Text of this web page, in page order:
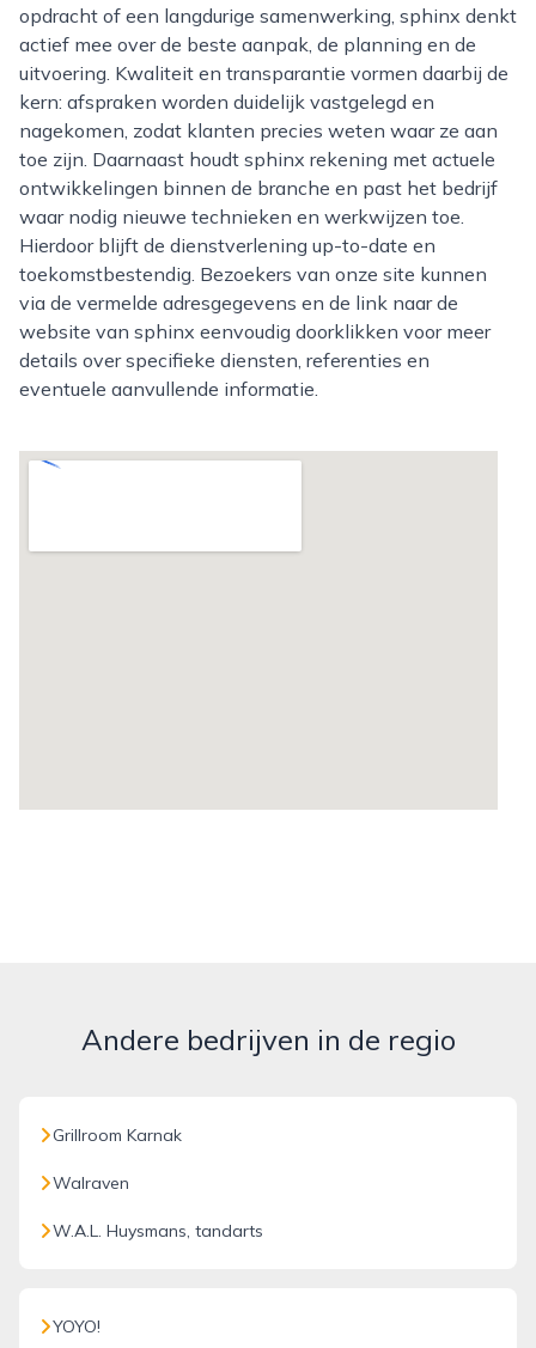
opdracht of een langdurige samenwerking, sphinx denkt
actief mee over de beste aanpak, de planning en de
uitvoering. Kwaliteit en transparantie vormen daarbij de
kern: afspraken worden duidelijk vastgelegd en
nagekomen, zodat klanten precies weten waar ze aan
toe zijn. Daarnaast houdt sphinx rekening met actuele
ontwikkelingen binnen de branche en past het bedrijf
waar nodig nieuwe technieken en werkwijzen toe.
Hierdoor blijft de dienstverlening up-to-date en
toekomstbestendig. Bezoekers van onze site kunnen
via de vermelde adresgegevens en de link naar de
website van sphinx eenvoudig doorklikken voor meer
details over specifieke diensten, referenties en
eventuele aanvullende informatie.
Andere bedrijven in de regio
Grillroom Karnak
Walraven
W.A.L. Huysmans, tandarts
YOYO!